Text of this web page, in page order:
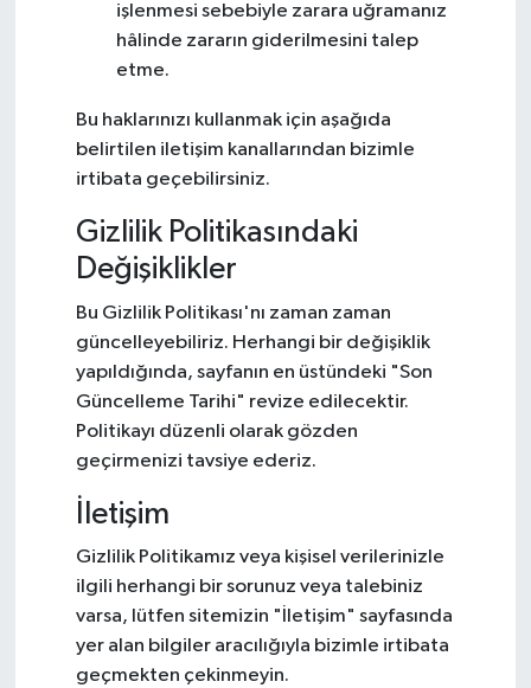
işlenmesi sebebiyle zarara uğramanız
hâlinde zararın giderilmesini talep
etme.
Bu haklarınızı kullanmak için aşağıda
belirtilen iletişim kanallarından bizimle
irtibata geçebilirsiniz.
Gizlilik Politikasındaki
Değişiklikler
Bu Gizlilik Politikası'nı zaman zaman
güncelleyebiliriz. Herhangi bir değişiklik
yapıldığında, sayfanın en üstündeki "Son
Güncelleme Tarihi" revize edilecektir.
Politikayı düzenli olarak gözden
geçirmenizi tavsiye ederiz.
İletişim
Gizlilik Politikamız veya kişisel verilerinizle
ilgili herhangi bir sorunuz veya talebiniz
varsa, lütfen sitemizin "İletişim" sayfasında
yer alan bilgiler aracılığıyla bizimle irtibata
geçmekten çekinmeyin.